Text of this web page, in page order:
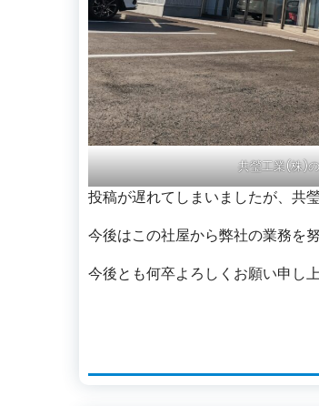
共瑩工業(株)
投稿が遅れてしまいましたが、共
今後はこの社屋から弊社の業務を
今後とも何卒よろしくお願い申し上